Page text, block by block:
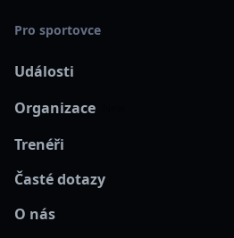
Pro sportovce
Události
Organizace
Trenéři
Časté dotazy
O nás